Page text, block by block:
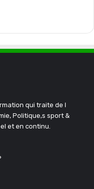
qui traite de l
Politique,s sport &
et en continu.